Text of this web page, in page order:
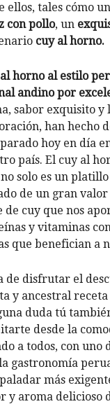
ellos, tales cómo
con pollo, un
cuy al horno.
horno al estilo
andino por
sabor exquisito y
han hecho
hoy en día
país. El cuy al
solo es un platillo
de un gran
de cuy que nos
y vitaminas
que benefician a
de disfrutar el
y ancestral
duda tú
desde la
a todos, con uno
gastronomía
más
y aroma delicioso